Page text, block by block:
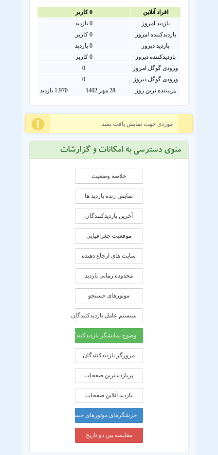
افراد آنلاين 0کاربر
بازدید امروز
0بازدید
بازدیدکننده امروز
0 کاربر
بازدید دیروز
0 بازدید
بازدیدکننده دیروز
0 کاربر
ورودی گوگل امروز
0
ورودی گوگل دیروز
0
پربیننده ترین روز
28 مهر 1402 1,970 بازدید
موردی جهت نمایش یافت نشد.
منوی دسترسی به امکانات و گزارشات
خلاصه وضعیت
نمایش زنده بازدید ها
آخرین بازدیدکنندگان
موقعيت جغرافيايی
سایت های ارجاع دهنده
محدوده زمانی بازديد
موتورهای جستجو
سیستم عامل بازدیدکنندگان
وضوح نمایشگر بازدیدکنندگان
مرورگر بازدیدکنندگان
پربازدیدترین صفحات
بازدید آنلاین صفحات
خزشگرهای موتورهای جستجو
مقایسه بین دو تاریخ